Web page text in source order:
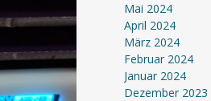
Mai 2024
April 2024
März 2024
Februar 2024
Januar 2024
Dezember 2023